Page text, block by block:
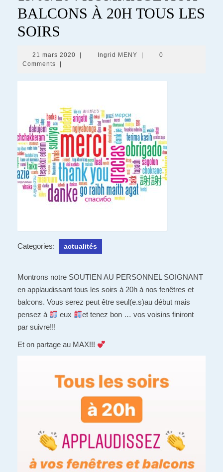
BALCONS À 20H TOUS LES
SOIRS
21 mars 2020 21
Ingrid MENY Ingrid
0
Comments
Categories: actualités
Montrons notre SOUTIEN AU PERSONNEL SOIGNANT
en applaudissant tous les soirs à 20h à nos fenêtres et
balcons. Vous serez peut être seul(e.s)au début mais
pensez à
eux
et tenez bon … vos voisins finiront
par suivre!!!
Et on partage au MAX!!!